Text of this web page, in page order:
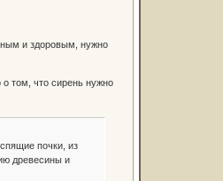
и здоровым, нужно
том, что сирень нужно
почки, из
древесины и